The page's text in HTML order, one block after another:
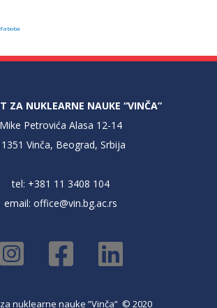
ZA NUKLEARNE NAUKE “VINČA”
Mike Petrovića Alasa 12-14
Vinča, Beograd, Srbija
tel: +381 11 3408 104
email: office@vin.bg.ac.rs
nuklearne nauke ”Vinča” © 2020